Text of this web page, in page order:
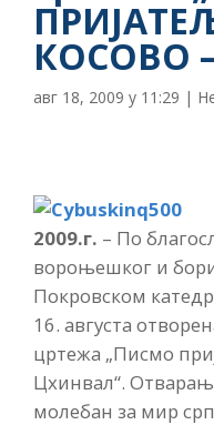
КОСОВО
авг 18, 2009 у 11:29 |
2009.г. – По
вороњешког и
Покровском
16. августа
цртежа „Писмо
Цхинвал“.
молебан за мир